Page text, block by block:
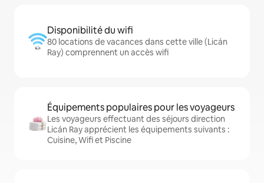
Disponibilité du wifi
80 locations de vacances dans cette ville (Licán
Ray) comprennent un accès wifi
Équipements populaires pour les voyageurs
Les voyageurs effectuant des séjours direction
Licán Ray apprécient les équipements suivants :
Cuisine, Wifi et Piscine